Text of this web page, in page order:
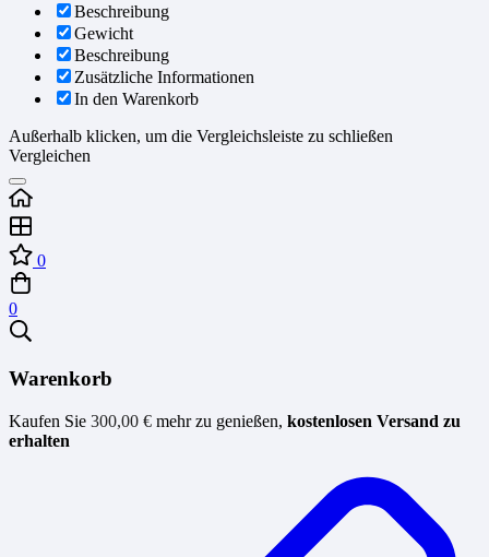
Beschreibung
Gewicht
Beschreibung
Zusätzliche Informationen
In den Warenkorb
Außerhalb klicken, um die Vergleichsleiste zu schließen
Vergleichen
0
0
Warenkorb
Kaufen Sie 300,00 € mehr zu genießen, kostenlosen Versand zu
erhalten